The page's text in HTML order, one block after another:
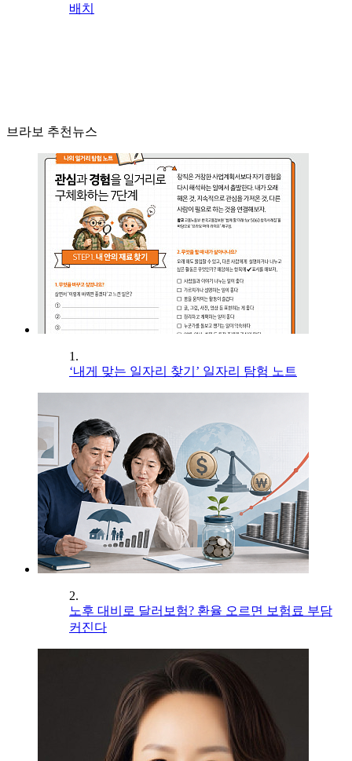
배치
브라보 추천뉴스
1.
‘내게 맞는 일자리 찾기’ 일자리 탐험 노트
2.
노후 대비로 달러보험? 환율 오르면 보험료 부담
커진다